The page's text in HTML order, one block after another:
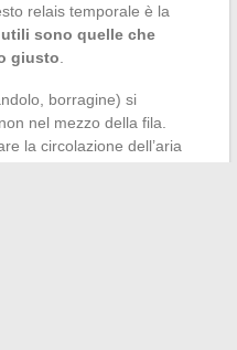
relais temporale è la
sono quelle che
giusto
borragine) si
nel mezzo della fila.
la circolazione dell’aria